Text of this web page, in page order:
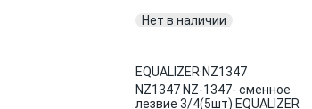
Нет в наличии
EQUALIZER·NZ1347
NZ1347 NZ-1347- сменное
лезвие 3/4(5шт) EQUALIZER